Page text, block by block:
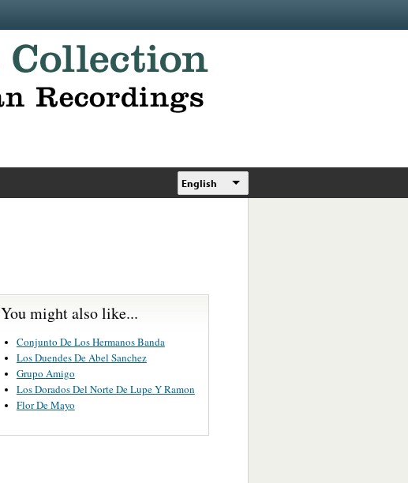
English
You might also like...
Conjunto De Los Hermanos Banda
Los Duendes De Abel Sanchez
Grupo Amigo
Los Dorados Del Norte De Lupe Y Ramon
Flor De Mayo